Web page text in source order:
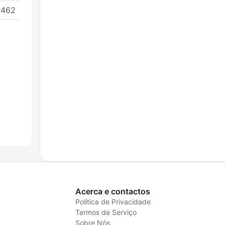
Acerca e contactos
Política de Privacidade
Termos de Serviço
Sobre Nós